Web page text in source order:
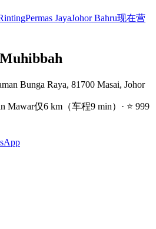
Permas JayaJohor Bahru现在营
Bunga Raya, 81700 Masai, Johor
Mawar仅6 km（车程9 min）· ⭐ 999